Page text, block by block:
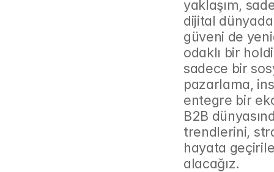
yaklaşım,
dijital
güveni de
odaklı bir
sadece bir
pazarlama,
entegre bir
B2B
trendlerini,
hayata
alacağız.